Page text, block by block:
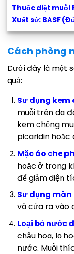
Thuốc diệt muỗi
Xuất sứ: BASF
Cách phòng
Dưới đây là một
quả:
Sử dụng kem
muỗi trên da
kem chống
picaridin hoặc
Mặc áo che
hoặc ở trong
để giảm diện
Sử dụng màn
và cửa ra vào
Loại bỏ nước
chậu hoa, lọ
nước. Muỗi